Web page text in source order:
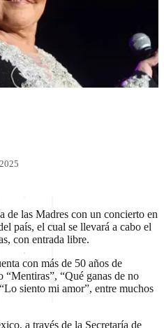
gratis en el
de las Madres
de las Madres con un concierto en
país, el cual se llevará a cabo el
con entrada libre.
con más de 50 años de
“Qué ganas de no
siento mi amor”, entre muchos
a través de la Secretaría de